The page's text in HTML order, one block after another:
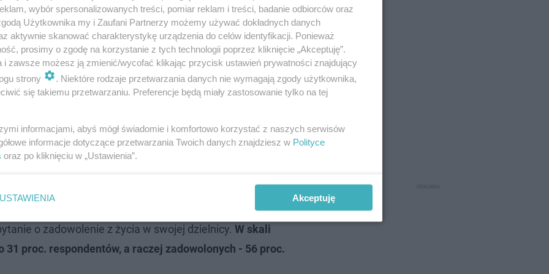
59 proc. raczej zadowolonych;
58 proc. raczej zadowolonych;
53 proc. raczej zadowolonych.
Bemowa, Targówka, Wilanowa, Woli, Ursynowa, Bielan,
o zadowolenie z życia w swojej dzielnicy. W skali
proc. respondentów, a raczej zadowolonych - 56 proc.
wybór spersonalizowanych treści, pomiar reklam i treści, badanie odbiorców oraz
Użytkownika my i Zaufani Partnerzy możemy używać dokładnych danych
aktywnie skanować charakterystykę urządzenia do celów identyfikacji. Ponieważ
prosimy o zgodę na korzystanie z tych technologii poprzez kliknięcie „Akceptuję”.
i zawsze możesz ją zmienić/wycofać klikając przycisk ustawień prywatności znajdujący
strony
. Niektóre rodzaje przetwarzania danych nie wymagają zgody użytkownika,
się takiemu przetwarzaniu. Preferencje będą miały zastosowanie tylko na tej
informacjami, abyś mógł świadomie i komfortowo korzystać z naszych serwisów
informacje dotyczące przetwarzania Twoich danych znajdziesz w Polityce
oraz po kliknięciu w „Ustawienia”.
USTAWIENIA Akceptuję